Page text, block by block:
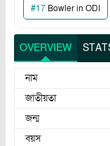
#17 Bowler in ODI
OVERVIEW
নাম
জাতীয়তা
জন্ম
বয়স